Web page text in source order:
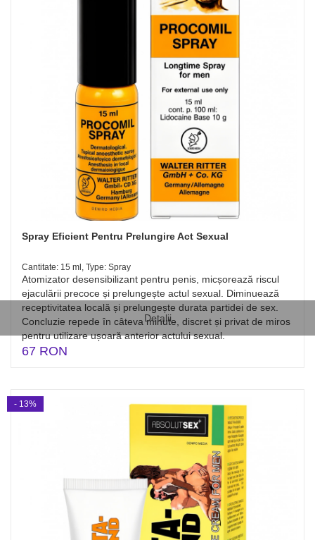
Detalii
Spray Eficient Pentru Prelungire Act Sexual
Cantitate: 15 ml, Type: Spray
Atomizator desensibilizant pentru penis, micșorează riscul
ejaculării precoce și prelungește actul sexual. Diminuează
receptivitatea locală și prelungește durata partidei de sex.
Concluzie repede în câteva minute, discret și privat de miros
pentru utilizare ușoară anterior actului sexual.
67 RON
- 13%